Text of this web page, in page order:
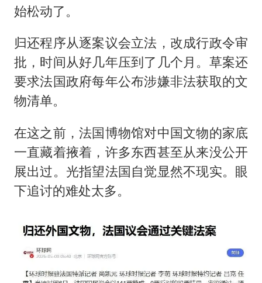
始松动了。
归还程序从逐案议会立法，改成行政令审
批，时间从好几年压到了几个月。草案还
要求法国政府每年公布涉嫌非法获取的文
物清单。
在这之前，法国博物馆对中国文物的家底
一直藏着掖着，许多东西甚至从来没公开
展出过。光指望法国自觉显然不现实。眼
下追讨的难处太多。